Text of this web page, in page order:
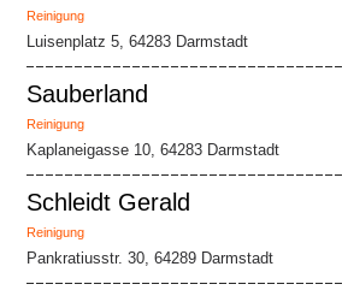
Reinigung
Luisenplatz 5, 64283 Darmstadt
Sauberland
Reinigung
Kaplaneigasse 10, 64283 Darmstadt
Schleidt Gerald
Reinigung
Pankratiusstr. 30, 64289 Darmstadt